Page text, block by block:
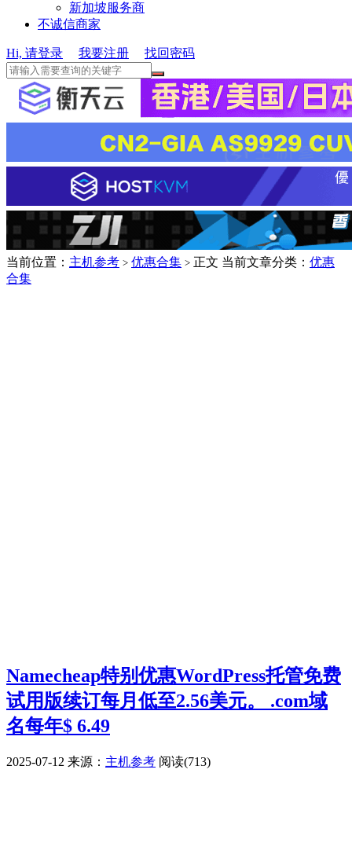
新加坡服务商
不诚信商家
Hi, 请登录 我要注册 找回密码
当前位置： 主机参考 > 优惠合集 > 正文 当前文章分类： 优惠
合集
Namecheap特别优惠WordPress托管免费
试用版续订每月低至2.56美元。 .com域
名每年$ 6.49
2025-07-12 来源： 主机参考 阅读(713)